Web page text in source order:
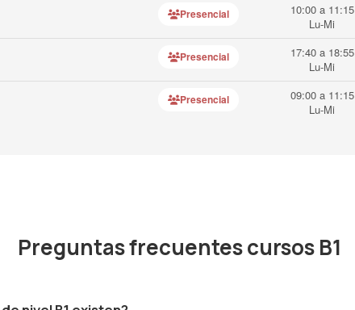
Presencial
10:00 a 11:15
Lu-Mi
Presencial
17:40 a 18:55
Lu-Mi
Presencial
09:00 a 11:15
Lu-Mi
Preguntas frecuentes cursos B1